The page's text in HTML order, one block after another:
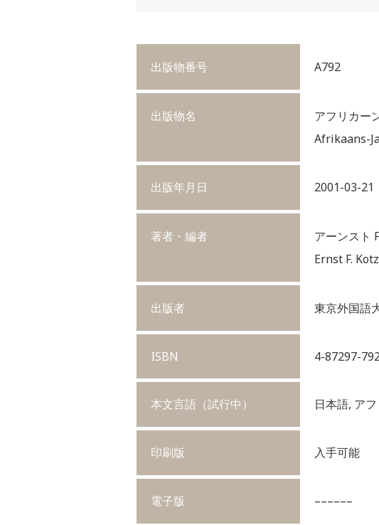
出版物番号 A792
出版物名
アフリカー
Afrikaans-
出版年月日 2001-03-21
著者・編者
アーンスト
Ernst F.
出版者 東京外国語
ISBN 4-87297-
本文言語（試行中） 日本語, ア
印刷版 入手可能
電子版 ––––––